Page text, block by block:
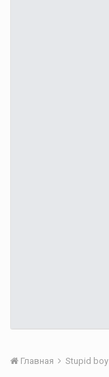
Главная Stupid boy